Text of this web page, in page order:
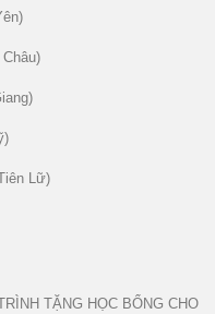
Lữ)
TẶNG HỌC BỔNG CHO